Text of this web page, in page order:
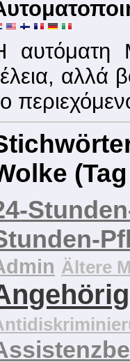
αυτόματη
αλλά
Ältere